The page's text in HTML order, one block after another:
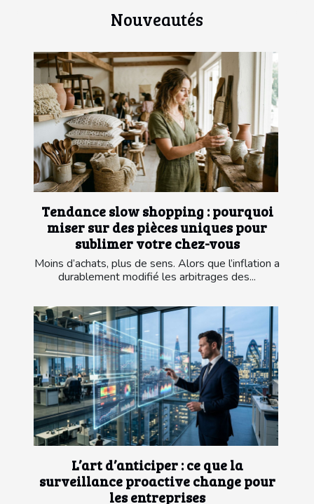
Nouveautés
Tendance slow shopping : pourquoi
miser sur des pièces uniques pour
sublimer votre chez-vous
Moins d’achats, plus de sens. Alors que l’inflation a
durablement modifié les arbitrages des...
L’art d’anticiper : ce que la
surveillance proactive change pour
les entreprises